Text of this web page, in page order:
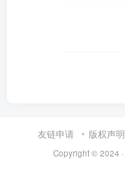
友链申请 版权声明
Copyright © 2024 ·